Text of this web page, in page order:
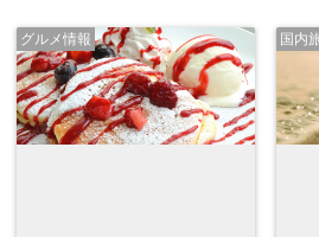
グルメ情報 国内